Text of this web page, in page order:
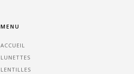
MENU
ACCUEIL
LUNETTES
LENTILLES